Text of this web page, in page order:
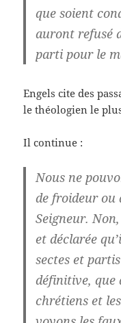
que soient
auront refusé
parti pour le
Engels cite des
le théologien le
Il continue :
Nous ne
de froideur ou
Seigneur.
et déclarée
sectes et
définitive, que
chrétiens et